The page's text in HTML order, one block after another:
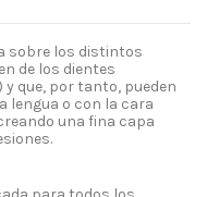
sobre los distintos
de los dientes
que, por tanto, pueden
lengua o con la cara
una fina capa